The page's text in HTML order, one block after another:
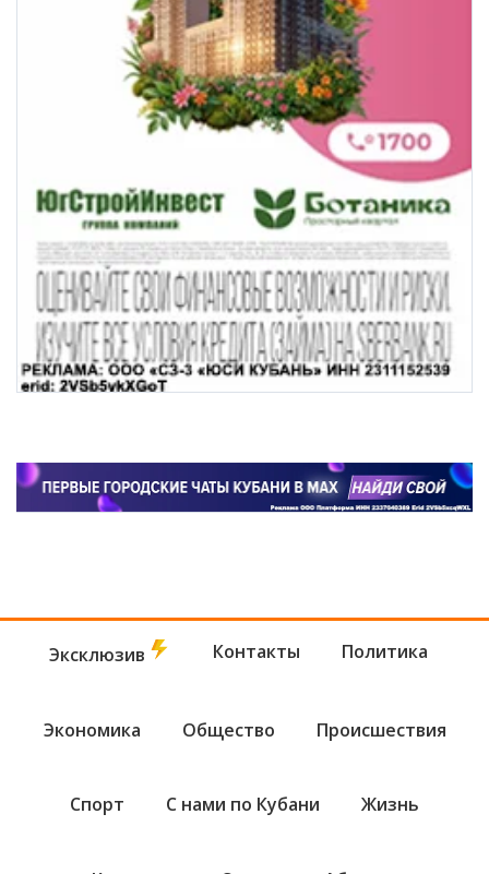
Эксклюзив Контакты Политика
Экономика Общество Происшествия
Спорт С нами по Кубани Жизнь